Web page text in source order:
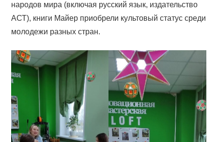
народов мира (включая русский язык, издательство
АСТ), книги Майер приобрели культовый статус среди
молодежи разных стран.